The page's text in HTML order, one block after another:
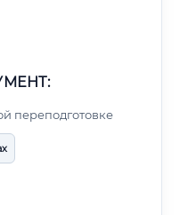
переподготовке